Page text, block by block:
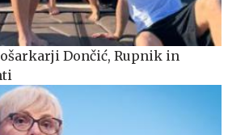
Dončić, Rupnik in